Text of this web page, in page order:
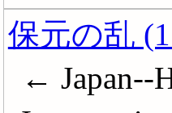
保元の乱
← Japan--